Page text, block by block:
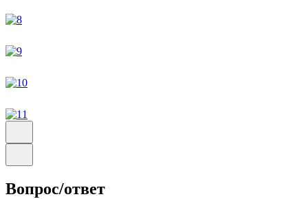
Вопрос/ответ